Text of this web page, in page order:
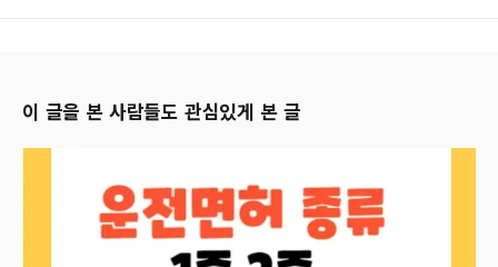
이 글을 본 사람들도 관심있게 본 글